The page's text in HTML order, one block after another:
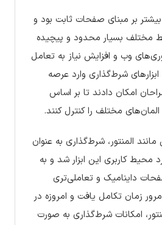
بر مبنای صفحات ثابت بود و
مختلف بسیار محدود و پیچیده
وب و افزایش نیاز به تعامل
شرط‌گذاری وارد عرصه
امکان دادند تا بر اساس
مختلف را کنترل کنند.
المنتور، شرط‌گذاری به عنوان
محیط کاربری این ابزار شد و به
داینامیک و تعاملی‌تری
زمان تکامل یافت و امروزه در
امکانات شرط‌گذاری به صورت